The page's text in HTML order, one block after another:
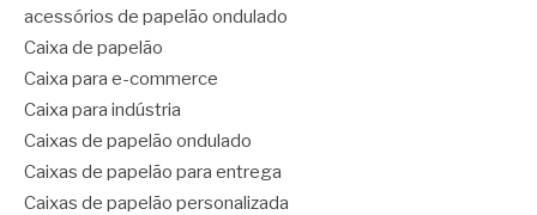
acessórios de papelão ondulado
Caixa de papelão
Caixa para e-commerce
Caixa para indústria
Caixas de papelão ondulado
Caixas de papelão para entrega
Caixas de papelão personalizada